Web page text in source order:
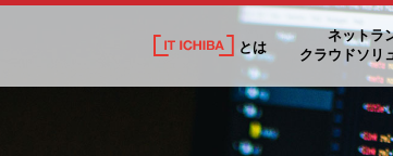
とは
ネットラ
クラウドソリ